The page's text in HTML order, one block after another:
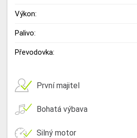
Výkon:
Palivo:
Převodovka:
První majitel
Bohatá výbava
Silný motor